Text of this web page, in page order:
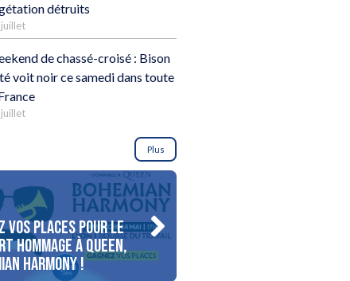
détruits
de chassé-croisé : Bison
voit noir ce samedi dans toute
Plus
vos places pour le
Hommage à Queen,
Harmony !